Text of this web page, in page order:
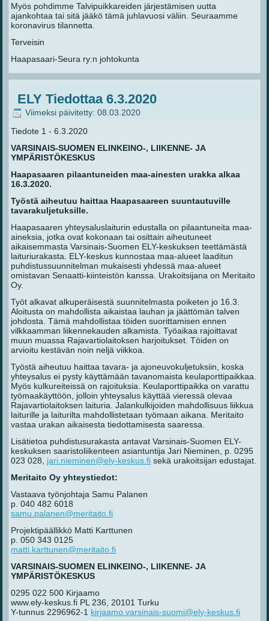
Myös pohdimme Talvipuikkareiden järjestämisen uutta
ajankohtaa tai sitä jääkö tämä juhlavuosi väliin. Seuraamme
koronavirus tilannetta.
Terveisin
Haapasaari-Seura ry:n johtokunta
ELY Tiedottaa 6.3.2020
Viimeksi päivitetty: 08.03.2020
Tiedote 1 - 6.3.2020
VARSINAIS-SUOMEN ELINKEINO-, LIIKENNE- JA
YMPÄRISTÖKESKUS
Haapasaaren pilaantuneiden maa-ainesten urakka alkaa
16.3.2020.
Työstä aiheutuu haittaa Haapasaareen suuntautuville
tavarakuljetuksille.
Haapasaaren yhteysaluslaiturin edustalla on pilaantuneita maa-
aineksia, jotka ovat kokonaan tai osittain aiheutuneet
aikaisemmasta Varsinais-Suomen ELY-keskuksen teettämästä
laituriurakasta. ELY-keskus kunnostaa maa-alueet laaditun
puhdistussuunnitelman mukaisesti yhdessä maa-alueet
omistavan Senaatti-kiinteistön kanssa. Urakoitsijana on Meritaito
Oy.
Työt alkavat alkuperäisestä suunnitelmasta poiketen jo 16.3.
Aloitusta on mahdollista aikaistaa lauhan ja jäättömän talven
johdosta. Tämä mahdollistaa töiden suorittamisen ennen
vilkkaamman liikennekauden alkamista. Työaikaa rajoittavat
muun muassa Rajavartiolaitoksen harjoitukset. Töiden on
arvioitu kestävän noin neljä viikkoa.
Työstä aiheutuu haittaa tavara- ja ajoneuvokuljetuksiin, koska
yhteysalus ei pysty käyttämään tavanomaista keulaporttipaikkaa.
Myös kulkureiteissä on rajoituksia. Keulaporttipaikka on varattu
työmaakäyttöön, jolloin yhteysalus käyttää vieressä olevaa
Rajavartiolaitoksen laituria. Jalankulkijoiden mahdollisuus liikkua
laiturille ja laiturilta mahdollistetaan työmaan aikana. Meritaito
vastaa urakan aikaisesta tiedottamisesta saaressa.
Lisätietoa puhdistusurakasta antavat Varsinais-Suomen ELY-
keskuksen saaristoliikenteen asiantuntija Jari Nieminen, p. 0295
023 028, jari.nieminen@ely-keskus.fi sekä urakoitsijan edustajat.
Meritaito Oy yhteystiedot:
Vastaava työnjohtaja Samu Palanen
p. 040 482 6018
samu.palanen@meritaito.fi
Projektipäällikkö Matti Karttunen
p. 050 343 0125
matti.karttunen@meritaito.fi
VARSINAIS-SUOMEN ELINKEINO-, LIIKENNE- JA
YMPÄRISTÖKESKUS
0295 022 500 Kirjaamo
www.ely-keskus.fi PL 236, 20101 Turku
Y-tunnus 2296962-1 kirjaamo.varsinais-suomi@ely-keskus.fi